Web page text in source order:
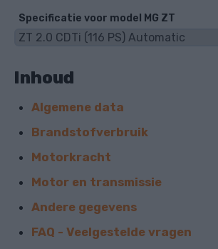
Specificatie voor model MG ZT
Inhoud
Algemene data
Brandstofverbruik
Motorkracht
Motor en transmissie
Andere gegevens
FAQ - Veelgestelde vragen